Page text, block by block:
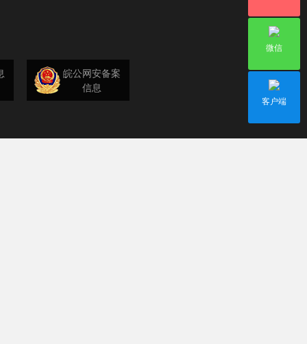
微信
客户端
皖公网安备案
信息